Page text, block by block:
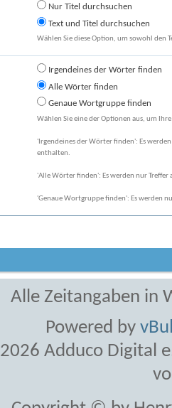
Nur Titel durchsuchen
Text und Titel durchsuchen
Wählen Sie diese Option, um sowohl den
Irgendeines der Wörter finden
Alle Wörter finden
Genaue Wortgruppe finden
Wählen Sie eine der Optionen aus, um
'Irgendeines der Wörter finden': Es
enthalten.
'Alle Wörter finden': Es werden nur
'Genaue Wortgruppe finden': Es werden
Alle Zeitangaben in
Powered by
Adduco Digital